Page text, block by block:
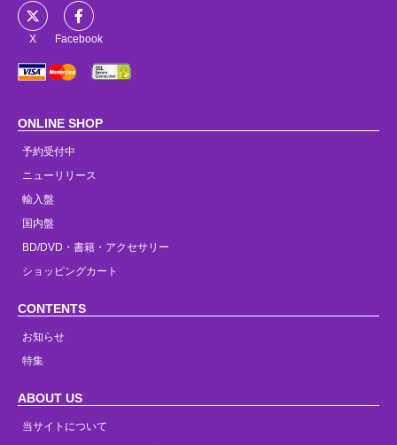
X Facebook
ONLINE SHOP
予約受付中
ニューリリース
輸入盤
国内盤
BD/DVD・書籍・アクセサリー
ショッピングカート
CONTENTS
お知らせ
特集
ABOUT US
当サイトについて